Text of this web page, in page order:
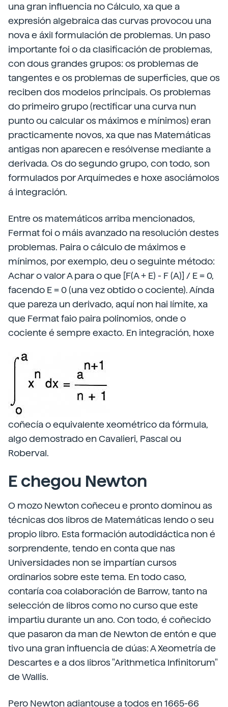
una gran influencia no Cálculo, xa que a
expresión algebraica das curvas provocou una
nova e áxil formulación de problemas. Un paso
importante foi o da clasificación de problemas,
con dous grandes grupos: os problemas de
tangentes e os problemas de superficies, que os
reciben dos modelos principais. Os problemas
do primeiro grupo (rectificar una curva nun
punto ou calcular os máximos e mínimos) eran
practicamente novos, xa que nas Matemáticas
antigas non aparecen e resólvense mediante a
derivada. Os do segundo grupo, con todo, son
formulados por Arquímedes e hoxe asociámolos
á integración.
Entre os matemáticos arriba mencionados,
Fermat foi o máis avanzado na resolución destes
problemas. Paira o cálculo de máximos e
mínimos, por exemplo, deu o seguinte método:
Achar o valor A para o que [F(A + E) - F (A)] / E = 0,
facendo E = 0 (una vez obtido o cociente). Aínda
que pareza un derivado, aquí non hai límite, xa
que Fermat faio paira polinomios, onde o
cociente é sempre exacto. En integración, hoxe
coñecía o equivalente xeométrico da fórmula,
algo demostrado en Cavalieri, Pascal ou
Roberval.
E chegou Newton
O mozo Newton coñeceu e pronto dominou as
técnicas dos libros de Matemáticas lendo o seu
propio libro. Esta formación autodidáctica non é
sorprendente, tendo en conta que nas
Universidades non se impartían cursos
ordinarios sobre este tema. En todo caso,
contaría coa colaboración de Barrow, tanto na
selección de libros como no curso que este
impartiu durante un ano. Con todo, é coñecido
que pasaron da man de Newton de entón e que
tivo una gran influencia de dúas: A Xeometría de
Descartes e a dos libros "Arithmetica Infinitorum"
de Wallis.
Pero Newton adiantouse a todos en 1665-66